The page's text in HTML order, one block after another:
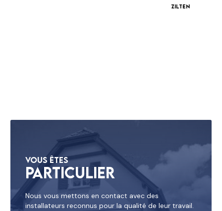
Zilten
Vous êtes
Particulier
Nous vous mettons en contact avec des
installateurs reconnus pour la qualité de leur travail.